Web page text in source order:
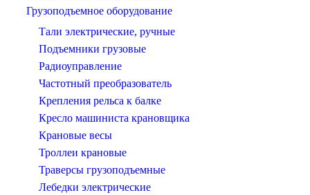
Грузоподъемное оборудование
Тали электрические, ручные
Подъемники грузовые
Радиоуправление
Частотный преобразователь
Крепления рельса к балке
Кресло машиниста крановщика
Крановые весы
Троллеи крановые
Траверсы грузоподъемные
Лебедки электрические